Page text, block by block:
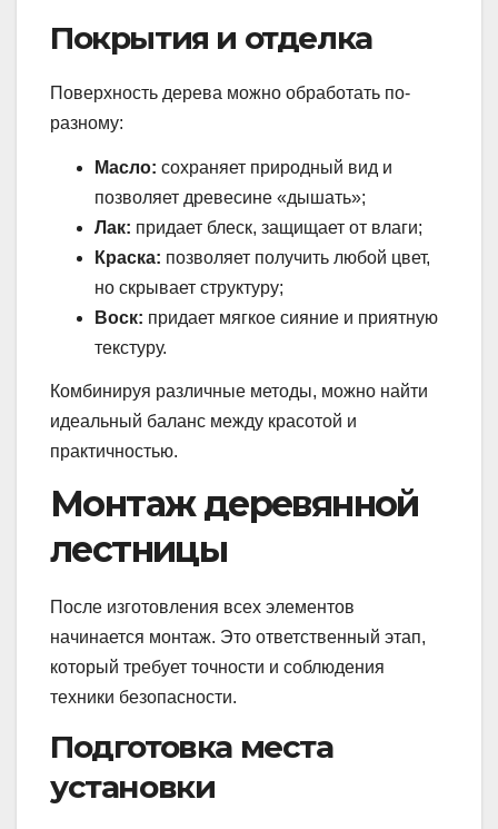
Покрытия и отделка
Поверхность дерева можно обработать по-
разному:
Масло: сохраняет природный вид и
позволяет древесине «дышать»;
Лак: придает блеск, защищает от влаги;
Краска: позволяет получить любой цвет,
но скрывает структуру;
Воск: придает мягкое сияние и приятную
текстуру.
Комбинируя различные методы, можно найти
идеальный баланс между красотой и
практичностью.
Монтаж деревянной
лестницы
После изготовления всех элементов
начинается монтаж. Это ответственный этап,
который требует точности и соблюдения
техники безопасности.
Подготовка места
установки